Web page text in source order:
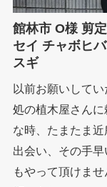
館林市 O様 剪
セイ チャボヒ
スギ
以前お願いして
処の植木屋さん
な時、たまたま
出会い、その手
もやって頂けま